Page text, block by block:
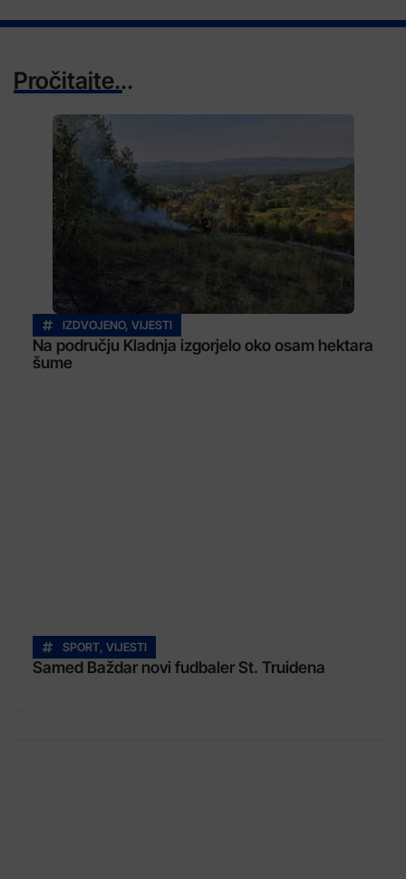
Pročitajte...
IZDVOJENO, VIJESTI
Na području Kladnja izgorjelo oko osam hektara
šume
SPORT, VIJESTI
Samed Baždar novi fudbaler St. Truidena